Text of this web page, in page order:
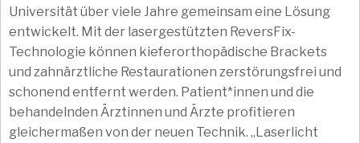
Universität über viele Jahre gemeinsam eine Lösung
entwickelt. Mit der lasergestützten ReversFix-
Technologie können kieferorthopädische Brackets
und zahnärztliche Restaurationen zerstörungsfrei und
schonend entfernt werden. Patient*innen und die
behandelnden Ärztinnen und Ärzte profitieren
gleichermaßen von der neuen Technik. „Laserlicht